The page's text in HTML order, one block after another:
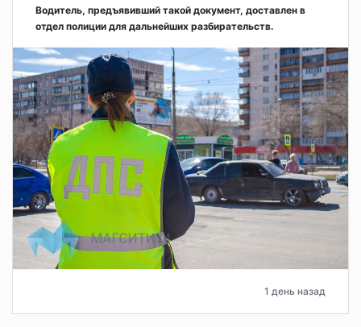
Водитель, предъявивший такой документ, доставлен в
отдел полиции для дальнейших разбирательств.
1 день назад